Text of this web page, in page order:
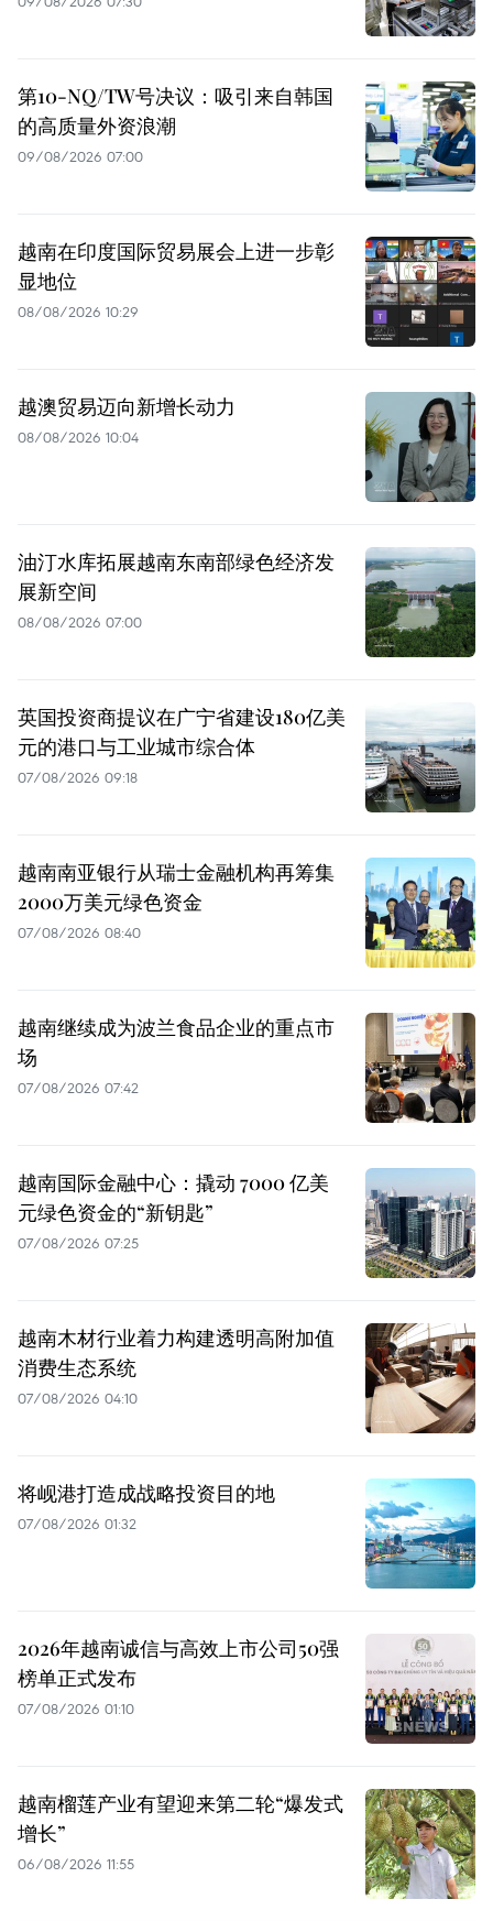
第10-NQ/TW号决议：吸引来自韩国
的高质量外资浪潮
09/08/2026 07:00
越南在印度国际贸易展会上进一步彰
显地位
08/08/2026 10:29
越澳贸易迈向新增长动力
08/08/2026 10:04
油汀水库拓展越南东南部绿色经济发
展新空间
08/08/2026 07:00
英国投资商提议在广宁省建设180亿美
元的港口与工业城市综合体
07/08/2026 09:18
越南南亚银行从瑞士金融机构再筹集
2000万美元绿色资金
07/08/2026 08:40
越南继续成为波兰食品企业的重点市
场
07/08/2026 07:42
越南国际金融中心：撬动 7000 亿美
元绿色资金的“新钥匙”
07/08/2026 07:25
越南木材行业着力构建透明高附加值
消费生态系统
07/08/2026 04:10
将岘港打造成战略投资目的地
07/08/2026 01:32
2026年越南诚信与高效上市公司50强
榜单正式发布
07/08/2026 01:10
越南榴莲产业有望迎来第二轮“爆发式
增长”
06/08/2026 11:55